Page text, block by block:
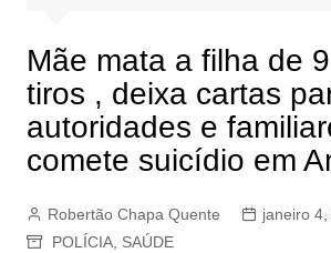
Mãe mata a filha de
tiros , deixa cartas
autoridades e
comete suicídio em
Robertão Chapa Quente janeiro 4,
POLÍCIA, SAÚDE